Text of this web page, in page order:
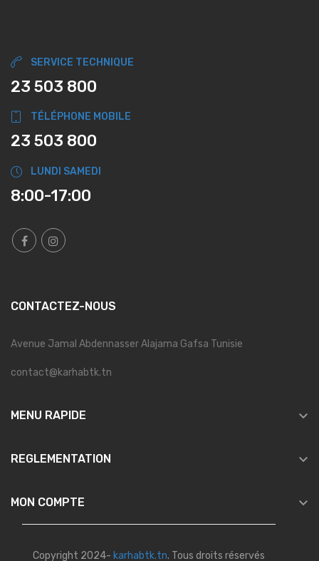
SERVICE TECHNIQUE
23 503 800
TÉLÉPHONE MOBILE
23 503 800
LUNDI SAMEDI
8:00-17:00
CONTACTEZ-NOUS
Avenue Jamal Abdennasser Alajama Gafsa Tunisie
contact@karhabtk.tn
MENU RAPIDE 
REGLEMENTATION 
MON COMPTE 
Copyright 2024- karhabtk.tn. Tous droits réservés